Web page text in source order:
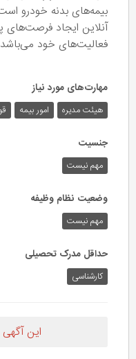
بیمه‌های بدنه خودرو
آنلاین ایجاد فرصت‌های
فعالیت‌های خود
مهارت‌های مورد نیاز
هیئت مدیره امور بیمه
جنسیت
مهم نیست
وضعیت نظام وظیفه
مهم‌ نیست
حداقل مدرک تحصیلی
کارشناسی
این